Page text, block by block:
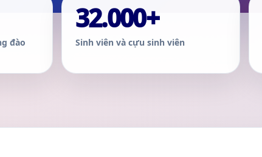
đào
32.000+
Sinh viên và cựu sinh viên